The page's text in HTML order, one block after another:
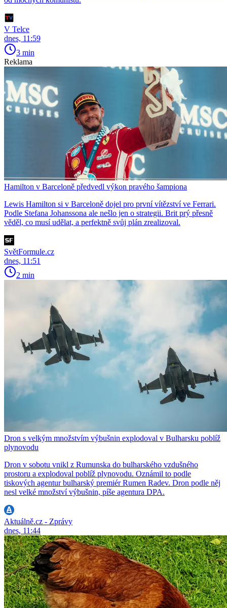
V Telce
dnes, 11:59
3 min
Reklama
Hamilton v Barceloně předvedl výkon pravého šampiona
Lewis Hamilton si v Barceloně dojel pro první vítězství ve Ferrari.
Podle Stefana Johanssona ale nešlo jen o strategii. Brit prý přesně
věděl, co musí udělat, a perfektně svůj plán zrealizoval.
SvětFormule.cz
dnes, 11:51
2 min
Dron s velkým množstvím výbušnin explodoval v Bulharsku poblíž
plynovodu
Dron v sobotu vnikl z Rumunska do bulharského vzdušného
prostoru a explodoval poblíž plynovodu. Oznámil to podle
tiskových agentur bulharský premiér Rumen Radev. Dron podle něj
nesl velké množství výbušnin, píše agentura DPA.
Aktuálně.cz - Zprávy
dnes, 11:44